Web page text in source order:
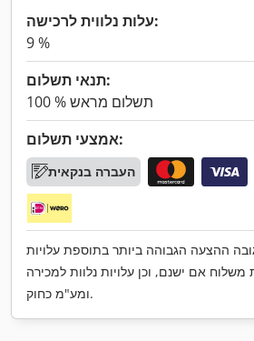
עלות נלווית לרכישה:
9 %
תנאי תשלום:
100 % תשלום מראש
אמצעי תשלום:
העברה בנקאית
ההצעה הגבוהה ביותר בתוספת עלויות
משלוח אם ישנם, וכן עלויות נלוות למכירה
ומע"מ כחוק.